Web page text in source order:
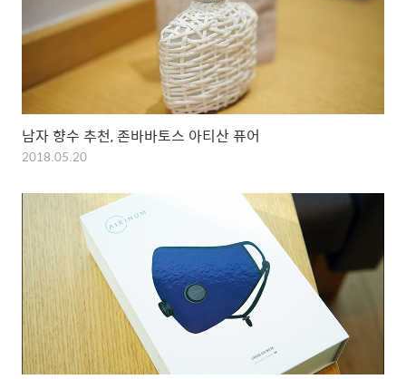
남자 향수 추천, 존바바토스 아티산 퓨어
2018.05.20